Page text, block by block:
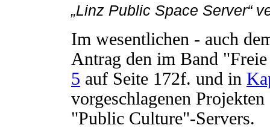
„Linz Public Space Server“
Im wesentlichen - auch
Antrag den im Band
5 auf Seite 172f. und in
vorgeschlagenen
"Public Culture"-Servers.